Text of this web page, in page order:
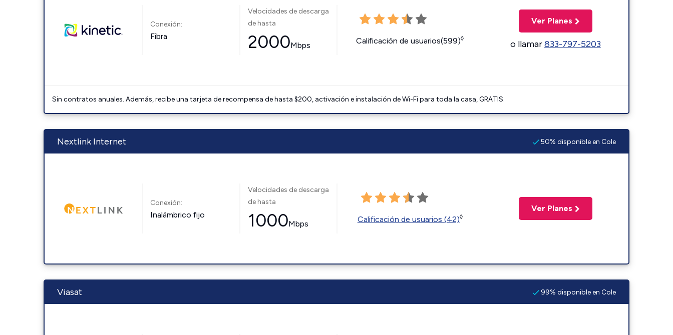
Conexión:
Fibra
Velocidades de descarga
de hasta
2000Mbps Calificación de usuarios(599)◊
Ver Planes
o llamar833-797-5203
Sin contratos anuales. Además, recibe una tarjeta de recompensa de hasta $200, activación e instalación de Wi-Fi para toda la casa, GRATIS.
Nextlink Internet 50% disponible en Cole
Conexión:
Inalámbrico fijo
Velocidades de descarga
de hasta
1000Mbps Calificación de usuarios (42)◊
Ver Planes
Viasat 99% disponible en Cole